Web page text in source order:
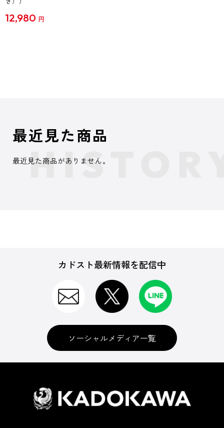
12,980 円
最近見た商品
最近見た商品がありません。
カドスト最新情報を配信中
ソーシャルメディア一覧